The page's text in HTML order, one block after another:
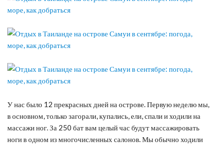
У нас было 12 прекрасных дней на острове. Первую неделю мы,
в основном, только загорали, купались, ели, спали и ходили на
массажи ног. За 250 бат вам целый час будут массажировать
ноги в одном из многочисленных салонов. Мы обычно ходили